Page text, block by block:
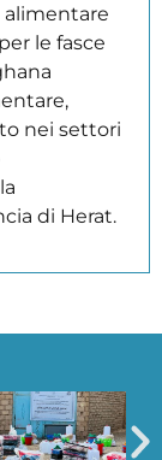
alimentare
le fasce
nei settori
di Herat.